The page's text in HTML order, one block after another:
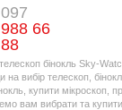
097
988 66
88
бінокль Sky-
вибір телескоп,
купити мікроскоп,
вам вибрати та купити